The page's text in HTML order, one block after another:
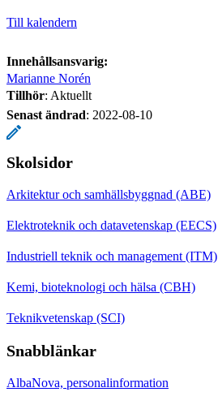
Till kalendern
Innehållsansvarig:
Marianne Norén
Tillhör: Aktuellt
Senast ändrad: 2022-08-10
Skolsidor
Arkitektur och samhällsbyggnad (ABE)
Elektroteknik och datavetenskap (EECS)
Industriell teknik och management (ITM)
Kemi, bioteknologi och hälsa (CBH)
Teknikvetenskap (SCI)
Snabblänkar
AlbaNova, personalinformation